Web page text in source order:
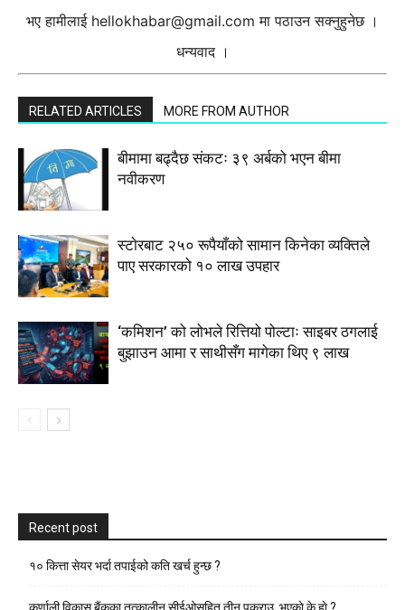
भए हामीलाई hellokhabar@gmail.com मा पठाउन सक्नुहुनेछ ।
धन्यवाद ।
RELATED ARTICLES MORE FROM AUTHOR
बीमामा बढ्दैछ संकटः ३९ अर्बको भएन बीमा
नवीकरण
स्टाेरबाट २५० रूपैयाँको सामान किनेका व्यक्तिले
पाए सरकारको १० लाख उपहार
‘कमिशन’ को लोभले रित्तियो पोल्टाः साइबर ठगलाई
बुझाउन आमा र साथीसँग मागेका थिए ९ लाख
Recent post
१० कित्ता सेयर भर्दा तपाईको कति खर्च हुन्छ ?